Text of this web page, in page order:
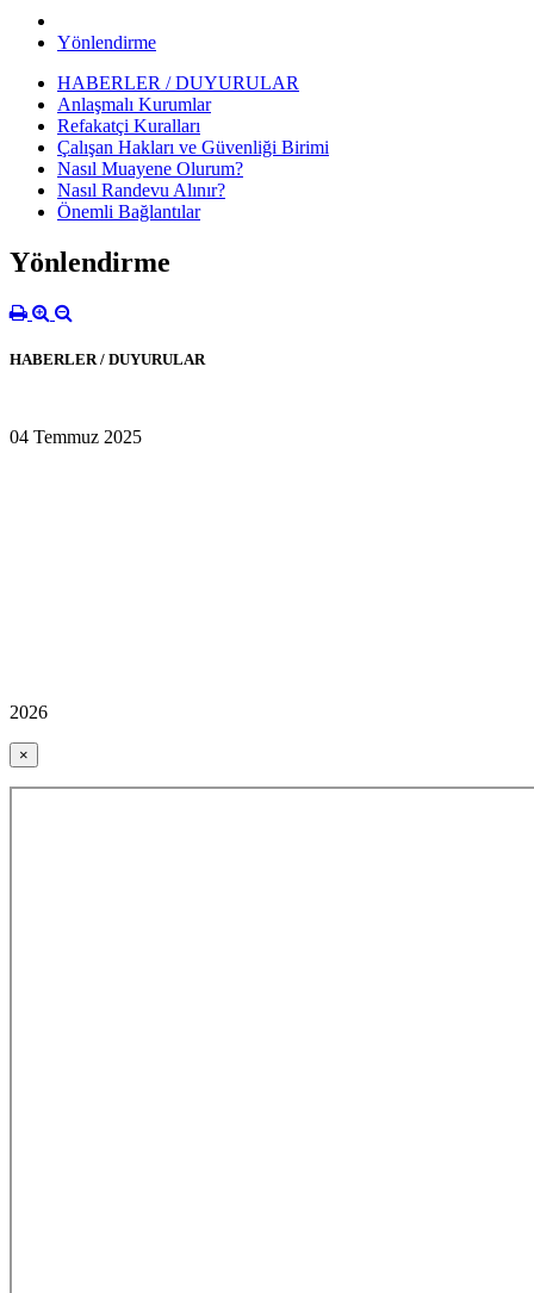
Yönlendirme
HABERLER / DUYURULAR
Anlaşmalı Kurumlar
Refakatçi Kuralları
Çalışan Hakları ve Güvenliği Birimi
Nasıl Muayene Olurum?
Nasıl Randevu Alınır?
Önemli Bağlantılar
Yönlendirme
HABERLER / DUYURULAR
04 Temmuz 2025
2026
×